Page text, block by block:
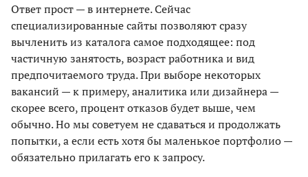
Ответ прост — в интернете. Сейчас
специализированные сайты позволяют сразу
вычленить из каталога самое подходящее: под
частичную занятость, возраст работника и вид
предпочитаемого труда. При выборе некоторых
вакансий — к примеру, аналитика или дизайнера —
скорее всего, процент отказов будет выше, чем
обычно. Но мы советуем не сдаваться и продолжать
попытки, а если есть хотя бы маленькое портфолио —
обязательно прилагать его к запросу.